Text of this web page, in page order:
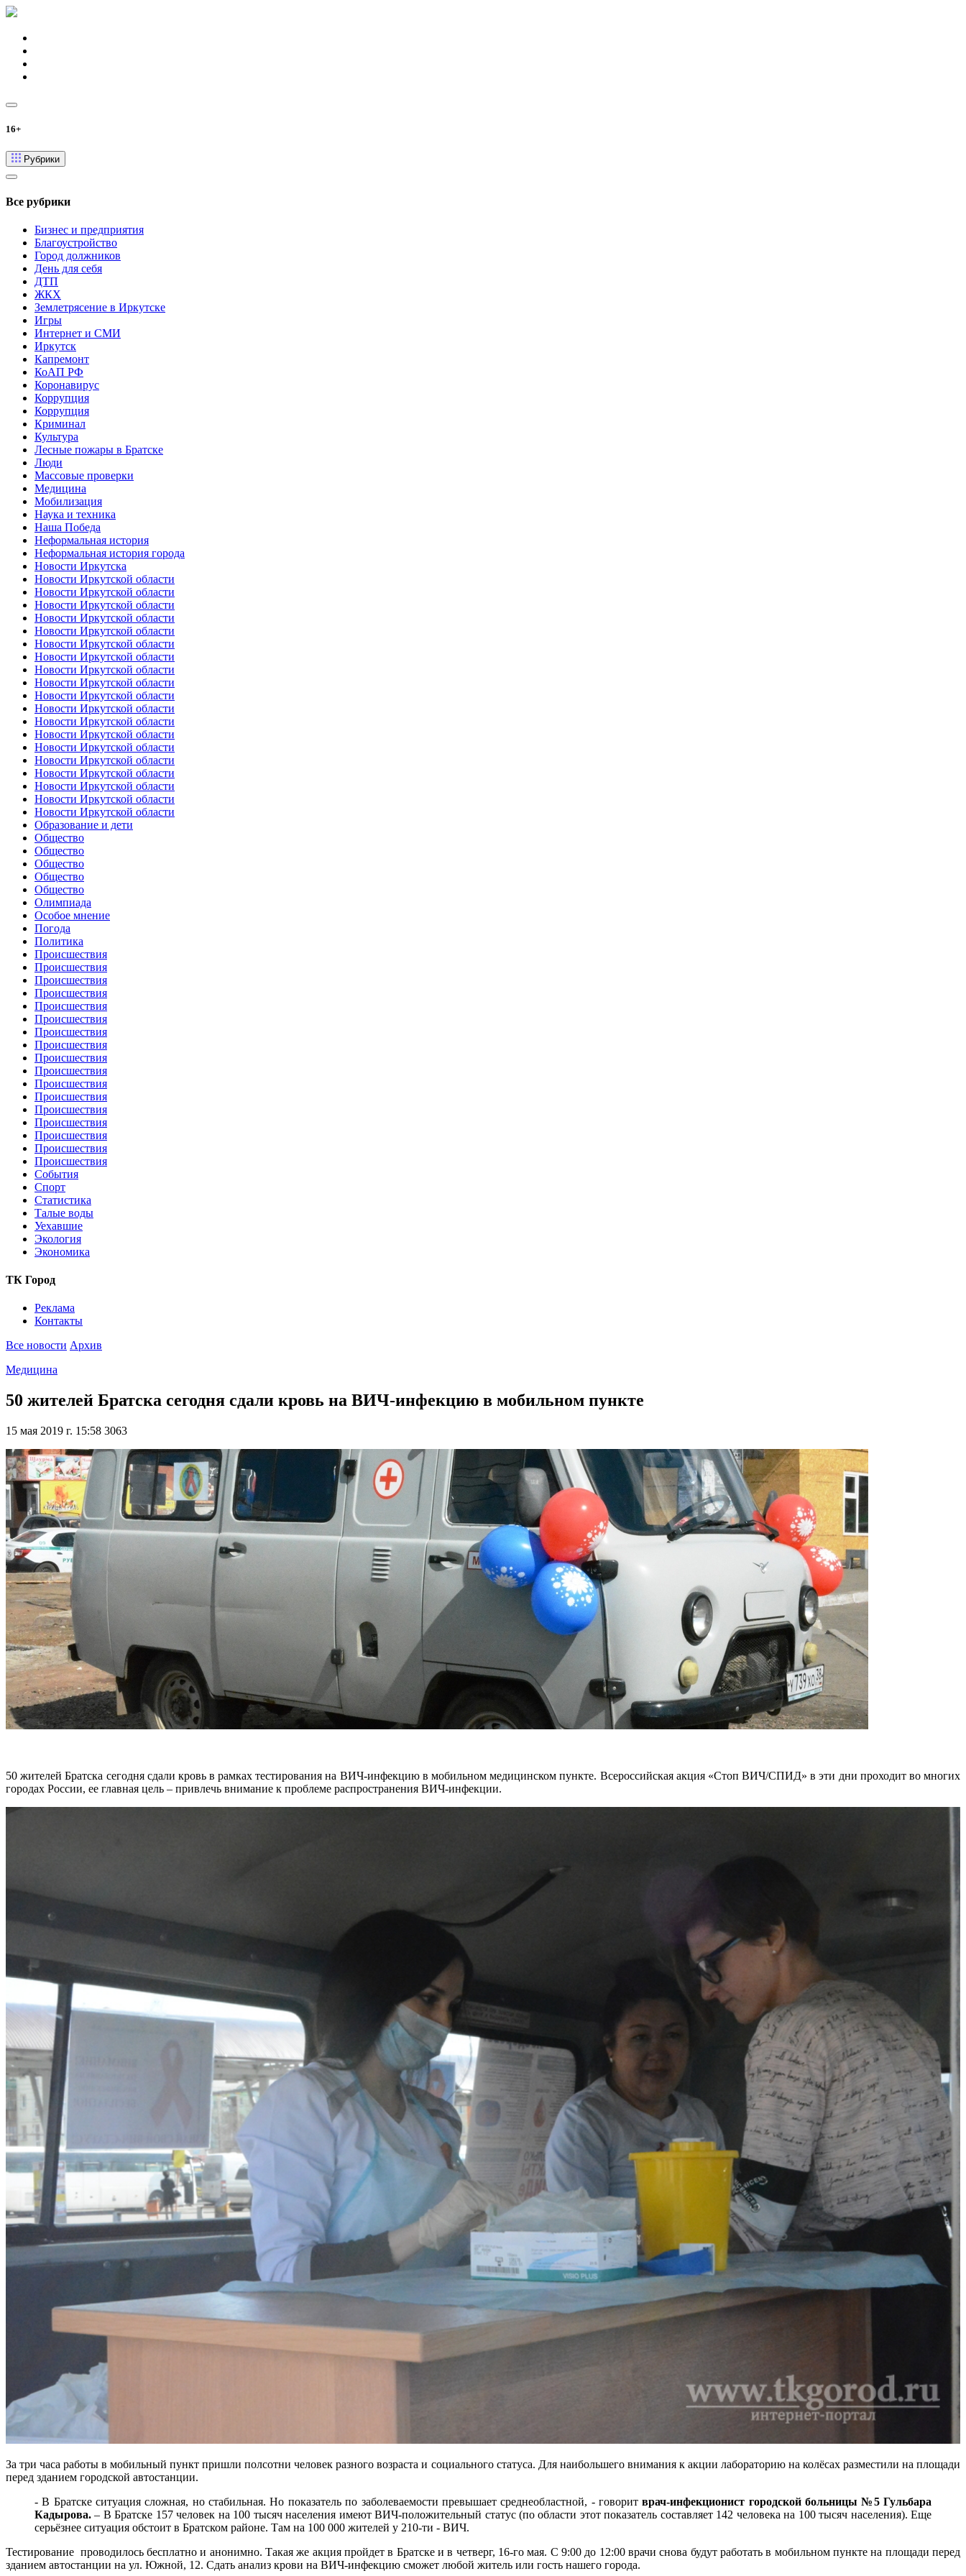
16+
Рубрики
Все рубрики
Бизнес и предприятия
Благоустройство
Город должников
День для себя
ДТП
ЖКХ
Землетрясение в Иркутске
Игры
Интернет и СМИ
Иркутск
Капремонт
КоАП РФ
Коронавирус
Коррупция
Коррупция
Криминал
Культура
Лесные пожары в Братске
Люди
Массовые проверки
Медицина
Мобилизация
Наука и техника
Наша Победа
Неформальная история
Неформальная история города
Новости Иркутска
Новости Иркутской области
Новости Иркутской области
Новости Иркутской области
Новости Иркутской области
Новости Иркутской области
Новости Иркутской области
Новости Иркутской области
Новости Иркутской области
Новости Иркутской области
Новости Иркутской области
Новости Иркутской области
Новости Иркутской области
Новости Иркутской области
Новости Иркутской области
Новости Иркутской области
Новости Иркутской области
Новости Иркутской области
Новости Иркутской области
Новости Иркутской области
Образование и дети
Общество
Общество
Общество
Общество
Общество
Олимпиада
Особое мнение
Погода
Политика
Происшествия
Происшествия
Происшествия
Происшествия
Происшествия
Происшествия
Происшествия
Происшествия
Происшествия
Происшествия
Происшествия
Происшествия
Происшествия
Происшествия
Происшествия
Происшествия
Происшествия
События
Спорт
Статистика
Талые воды
Уехавшие
Экология
Экономика
ТК Город
Реклама
Контакты
Все новости Архив
Медицина
50 жителей Братска сегодня сдали кровь на ВИЧ-инфекцию в мобильном пункте
15 мая 2019 г. 15:58 3063
50 жителей Братска сегодня сдали кровь в рамках тестирования на ВИЧ-инфекцию в мобильном медицинском пункте. Всероссийская акция «Стоп ВИЧ/СПИД» в эти дни проходит во многих
городах России, ее главная цель – привлечь внимание к проблеме распространения ВИЧ-инфекции.
За три часа работы в мобильный пункт пришли полсотни человек разного возраста и социального статуса. Для наибольшего внимания к акции лабораторию на колёсах разместили на площади
перед зданием городской автостанции.
- В Братске ситуация сложная, но стабильная. Но показатель по заболеваемости превышает среднеобластной, - говоритврач-инфекционист городской больницы №5 Гульбара
Кадырова. – В Братске 157 человек на 100 тысяч населения имеют ВИЧ-положительный статус (по области этот показатель составляет 142 человека на 100 тысяч населения). Еще
серьёзнее ситуация обстоит в Братском районе. Там на 100 000 жителей у 210-ти - ВИЧ.
Тестирование проводилось бесплатно и анонимно. Такая же акция пройдет в Братске и в четверг, 16-го мая. С 9:00 до 12:00 врачи снова будут работать в мобильном пункте на площади перед
зданием автостанции на ул. Южной, 12. Сдать анализ крови на ВИЧ-инфекцию сможет любой житель или гость нашего города.